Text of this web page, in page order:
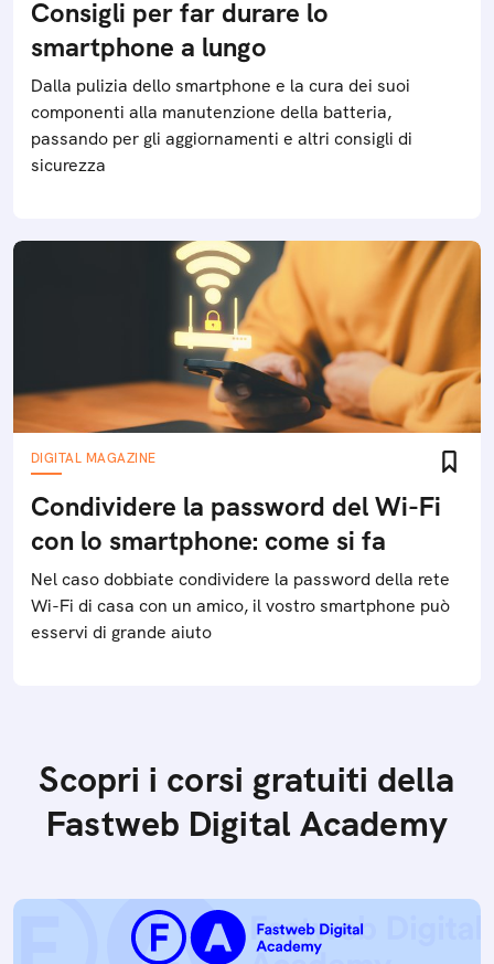
Consigli per far durare lo
smartphone a lungo
Dalla pulizia dello smartphone e la cura dei suoi
componenti alla manutenzione della batteria,
passando per gli aggiornamenti e altri consigli di
sicurezza
DIGITAL MAGAZINE
Condividere la password del Wi-Fi
con lo smartphone: come si fa
Nel caso dobbiate condividere la password della rete
Wi-Fi di casa con un amico, il vostro smartphone può
esservi di grande aiuto
Scopri i corsi gratuiti della
Fastweb Digital Academy